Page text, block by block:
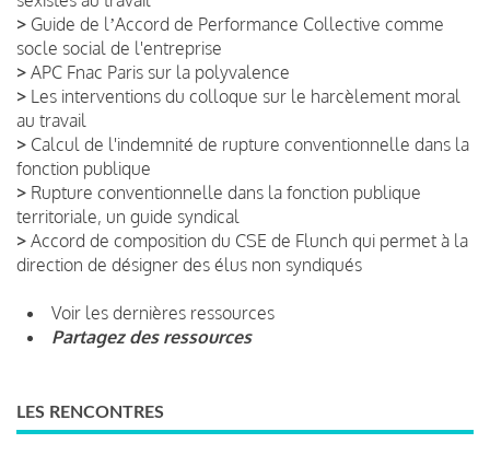
> Guide de lʼAccord de Performance Collective comme
socle social de l'entreprise
> APC Fnac Paris sur la polyvalence
> Les interventions du colloque sur le harcèlement moral
au travail
> Calcul de l'indemnité de rupture conventionnelle dans la
fonction publique
> Rupture conventionnelle dans la fonction publique
territoriale, un guide syndical
> Accord de composition du CSE de Flunch qui permet à la
direction de désigner des élus non syndiqués
Voir les dernières ressources
Partagez des ressources
LES RENCONTRES